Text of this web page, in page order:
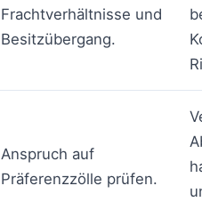
Frachtverhältnisse und
Besitzübergang.
Anspruch auf
Präferenzzölle prüfen.